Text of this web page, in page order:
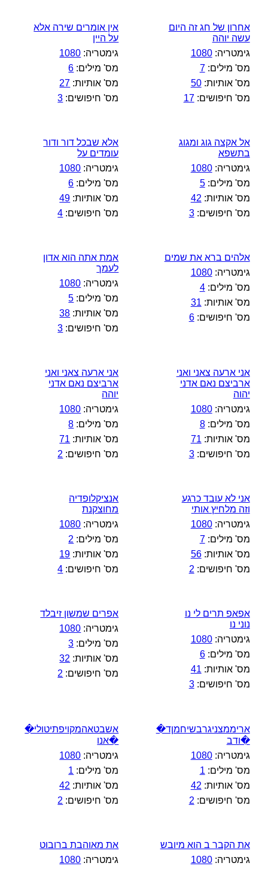
אחרון של חג זה היום
עשה יוהה
גימטריה:1080
מס' מילים:7
מס' אותיות:50
מס' חיפושים:17
אין אומרים שירה אלא
על היין
גימטריה: 1080
מס' מילים: 6
מס' אותיות: 27
מס' חיפושים: 3
אל אקצה גוג ומגוג
בתשפא
גימטריה:1080
מס' מילים:5
מס' אותיות: 42
מס' חיפושים:3
אלא שבכל דור ודור
עומדים על
גימטריה: 1080
מס' מילים: 6
מס' אותיות: 49
מס' חיפושים: 4
אלהים ברא את שמים
גימטריה:1080
מס' מילים:4
מס' אותיות: 31
מס' חיפושים:6
אמת אתה הוא אדון
לעמך
גימטריה: 1080
מס' מילים: 5
מס' אותיות: 38
מס' חיפושים: 3
אני ארעה צאני ואני
ארביצם נאם אדני
יהוה
גימטריה:1080
מס' מילים:8
מס' אותיות: 71
מס' חיפושים:3
אני ארעה צאני ואני
ארביצם נאם אדני
יוהה
גימטריה: 1080
מס' מילים: 8
מס' אותיות: 71
מס' חיפושים: 2
אני לא עובד כרגע
וזה מלחיץ אותי
גימטריה:1080
מס' מילים:7
מס' אותיות:56
מס' חיפושים: 2
אנציקלופדיה
מחוצקנת
גימטריה: 1080
מס' מילים: 2
מס' אותיות: 19
מס' חיפושים: 4
אפאפ תרים לי נו
נוני נו
גימטריה:1080
מס' מילים:6
מס' אותיות: 41
מס' חיפושים:3
אפרים שמשון זיבלד
גימטריה: 1080
מס' מילים: 3
מס' אותיות: 32
מס' חיפושים: 2
אריממצניגרבשיחמןד�
�ודב
גימטריה:1080
מס' מילים: 1
מס' אותיות: 42
מס' חיפושים: 2
אשבטאהמקויפתיטולי�
�אנו
גימטריה: 1080
מס' מילים: 1
מס' אותיות: 42
מס' חיפושים: 2
את הקבר ב הוא מיובש
גימטריה:1080
את מאוהבת ברובוט
גימטריה: 1080